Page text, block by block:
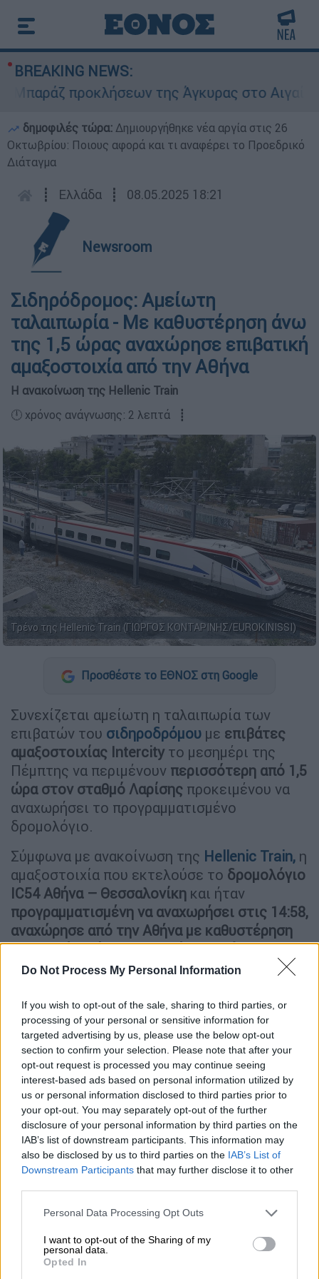
Do Not Process My Personal Information
If you wish to opt-out of the sale, sharing to third parties, or
processing of your personal or sensitive information for
targeted advertising by us, please use the below opt-out
section to confirm your selection. Please note that after your
opt-out request is processed you may continue seeing
interest-based ads based on personal information utilized by
us or personal information disclosed to third parties prior to
your opt-out. You may separately opt-out of the further
disclosure of your personal information by third parties on the
IAB’s list of downstream participants. This information may
also be disclosed by us to third parties on the IAB’s List of
Downstream Participants that may further disclose it to other
Please note that this website/app uses one or more Google
not limited to your visit or usage behaviour. You may click to
grant or deny consent to Google and its third-party tags to
use your data for below specified purposes in below Google
Personal Data Processing Opt Outs
I want to opt-out of the Sharing of my
personal data.
Opted In
BREAKING NEWS:
προκλήσεων της Άγκυρας στο Αιγαίο:
δημοφιλές τώρα: Δημιουργήθηκε νέα αργία στις 26
Οκτωβρίου: Ποιους αφορά και τι αναφέρει το Προεδρικό
Διάταγμα
┋ Ελλάδα ┋ 08.05.2025 18:21
Newsroom
Σιδηρόδρομος: Αμείωτη
ταλαιπωρία - Με καθυστέρηση άνω
της 1,5 ώρας αναχώρησε επιβατική
αμαξοστοιχία από την Αθήνα
Η ανακοίνωση της Hellenic Train
🕛 χρόνος ανάγνωσης: 2 λεπτά ┋
Τρένο της Hellenic Train (ΓΙΩΡΓΟΣ ΚΟΝΤΑΡΙΝΗΣ/EUROKINISSI)
Προσθέστε το ΕΘΝΟΣ στη Google
Συνεχίζεται αμείωτη η ταλαιπωρία των
επιβατών του σιδηροδρόμου με επιβάτες
αμαξοστοιχίας Intercity το μεσημέρι της
Πέμπτης να περιμένουν περισσότερη από 1,5
ώρα στον σταθμό Λαρίσης προκειμένου να
αναχωρήσει το προγραμματισμένο
δρομολόγιο.
Σύμφωνα με ανακοίνωση της Hellenic Train, η
αμαξοστοιχία που εκτελούσε το δρομολόγιο
IC54 Αθήνα – Θεσσαλονίκη και ήταν
προγραμματισμένη να αναχωρήσει στις 14:58,
αναχώρησε από την Αθήνα με καθυστέρηση
96 λεπτών,λόγω τεχνικού προβλήματος. «Η
εταιρεία προχωρά, στη διερεύνηση του
τα αίτια του συμβάντος».
ΔΙΑΒΑΣΤΕ ΕΠΙΣΗΣ
Ελλάδα|08.05.2025 17:30
Συναγερμός στη λεωφόρο
Ηρακλείου: Φωτιά σε μοτοσικλέτα
της ομάδας ΔΙ.ΑΣ
Ελλάδα|08.05.2025 18:10
Έκρηξη στη Θεσσαλονίκη: «Μου
έδωσαν λεφτά για να τη μεταφέρω»
ομολόγησε ο 36χρονος - Βίντεο
ντοκουμέντο με τη διαδρομή της
38χρονης